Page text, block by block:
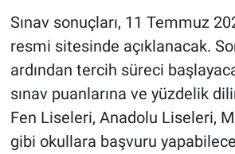
Sınav sonuçları, 11 Temmuz
resmi sitesinde açıklanacak.
ardından tercih süreci
sınav puanlarına ve yüzdelik
Fen Liseleri, Anadolu Liseleri,
gibi okullara başvuru